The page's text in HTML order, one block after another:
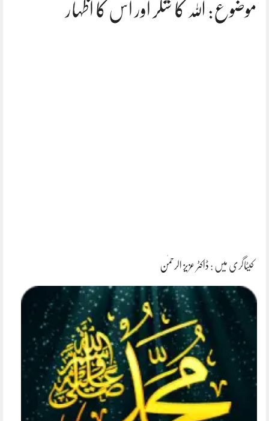
موضوع: اللہ کا شکر اور اس کا اظہار
کیٹاگری میں : ڈاکٹر عزیز الرحمٰن